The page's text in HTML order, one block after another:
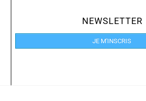
NEWSLETTER
JE M'INSCRIS